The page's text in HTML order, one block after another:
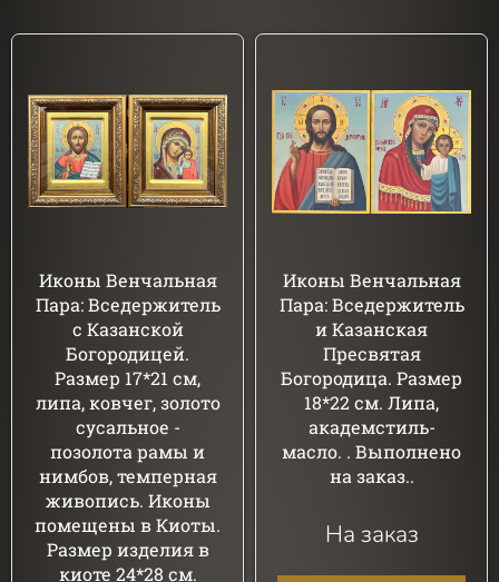
Иконы Венчальная
Пара: Вседержитель
с Казанской
Богородицей.
Размер 17*21 см,
липа, ковчег, золото
сусальное -
позолота рамы и
нимбов, темперная
живопись. Иконы
помещены в Киоты.
Размер изделия в
киоте 24*28 см.
Иконы Венчальная
Пара: Вседержитель
и Казанская
Пресвятая
Богородица. Размер
18*22 см. Липа,
академстиль-
масло. . Выполнено
на заказ..
На заказ